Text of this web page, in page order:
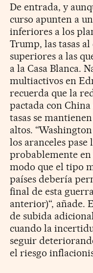
De entrada, y
curso apunten a
inferiores a los
Trump, las tasas
superiores a las
a la Casa Blanca.
multiactivos en
recuerda que la
pactada con
tasas se
altos.
los aranceles pase
probablemente en
modo que el tipo
países debería
final de esta
anterior)“, añade.
de subida
cuando la
seguir
el riesgo